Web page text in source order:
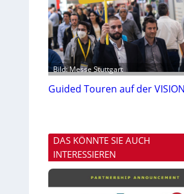
Bild: Messe Stuttgart
Guided Touren auf der
DAS KÖNNTE SIE AUCH
INTERESSIEREN